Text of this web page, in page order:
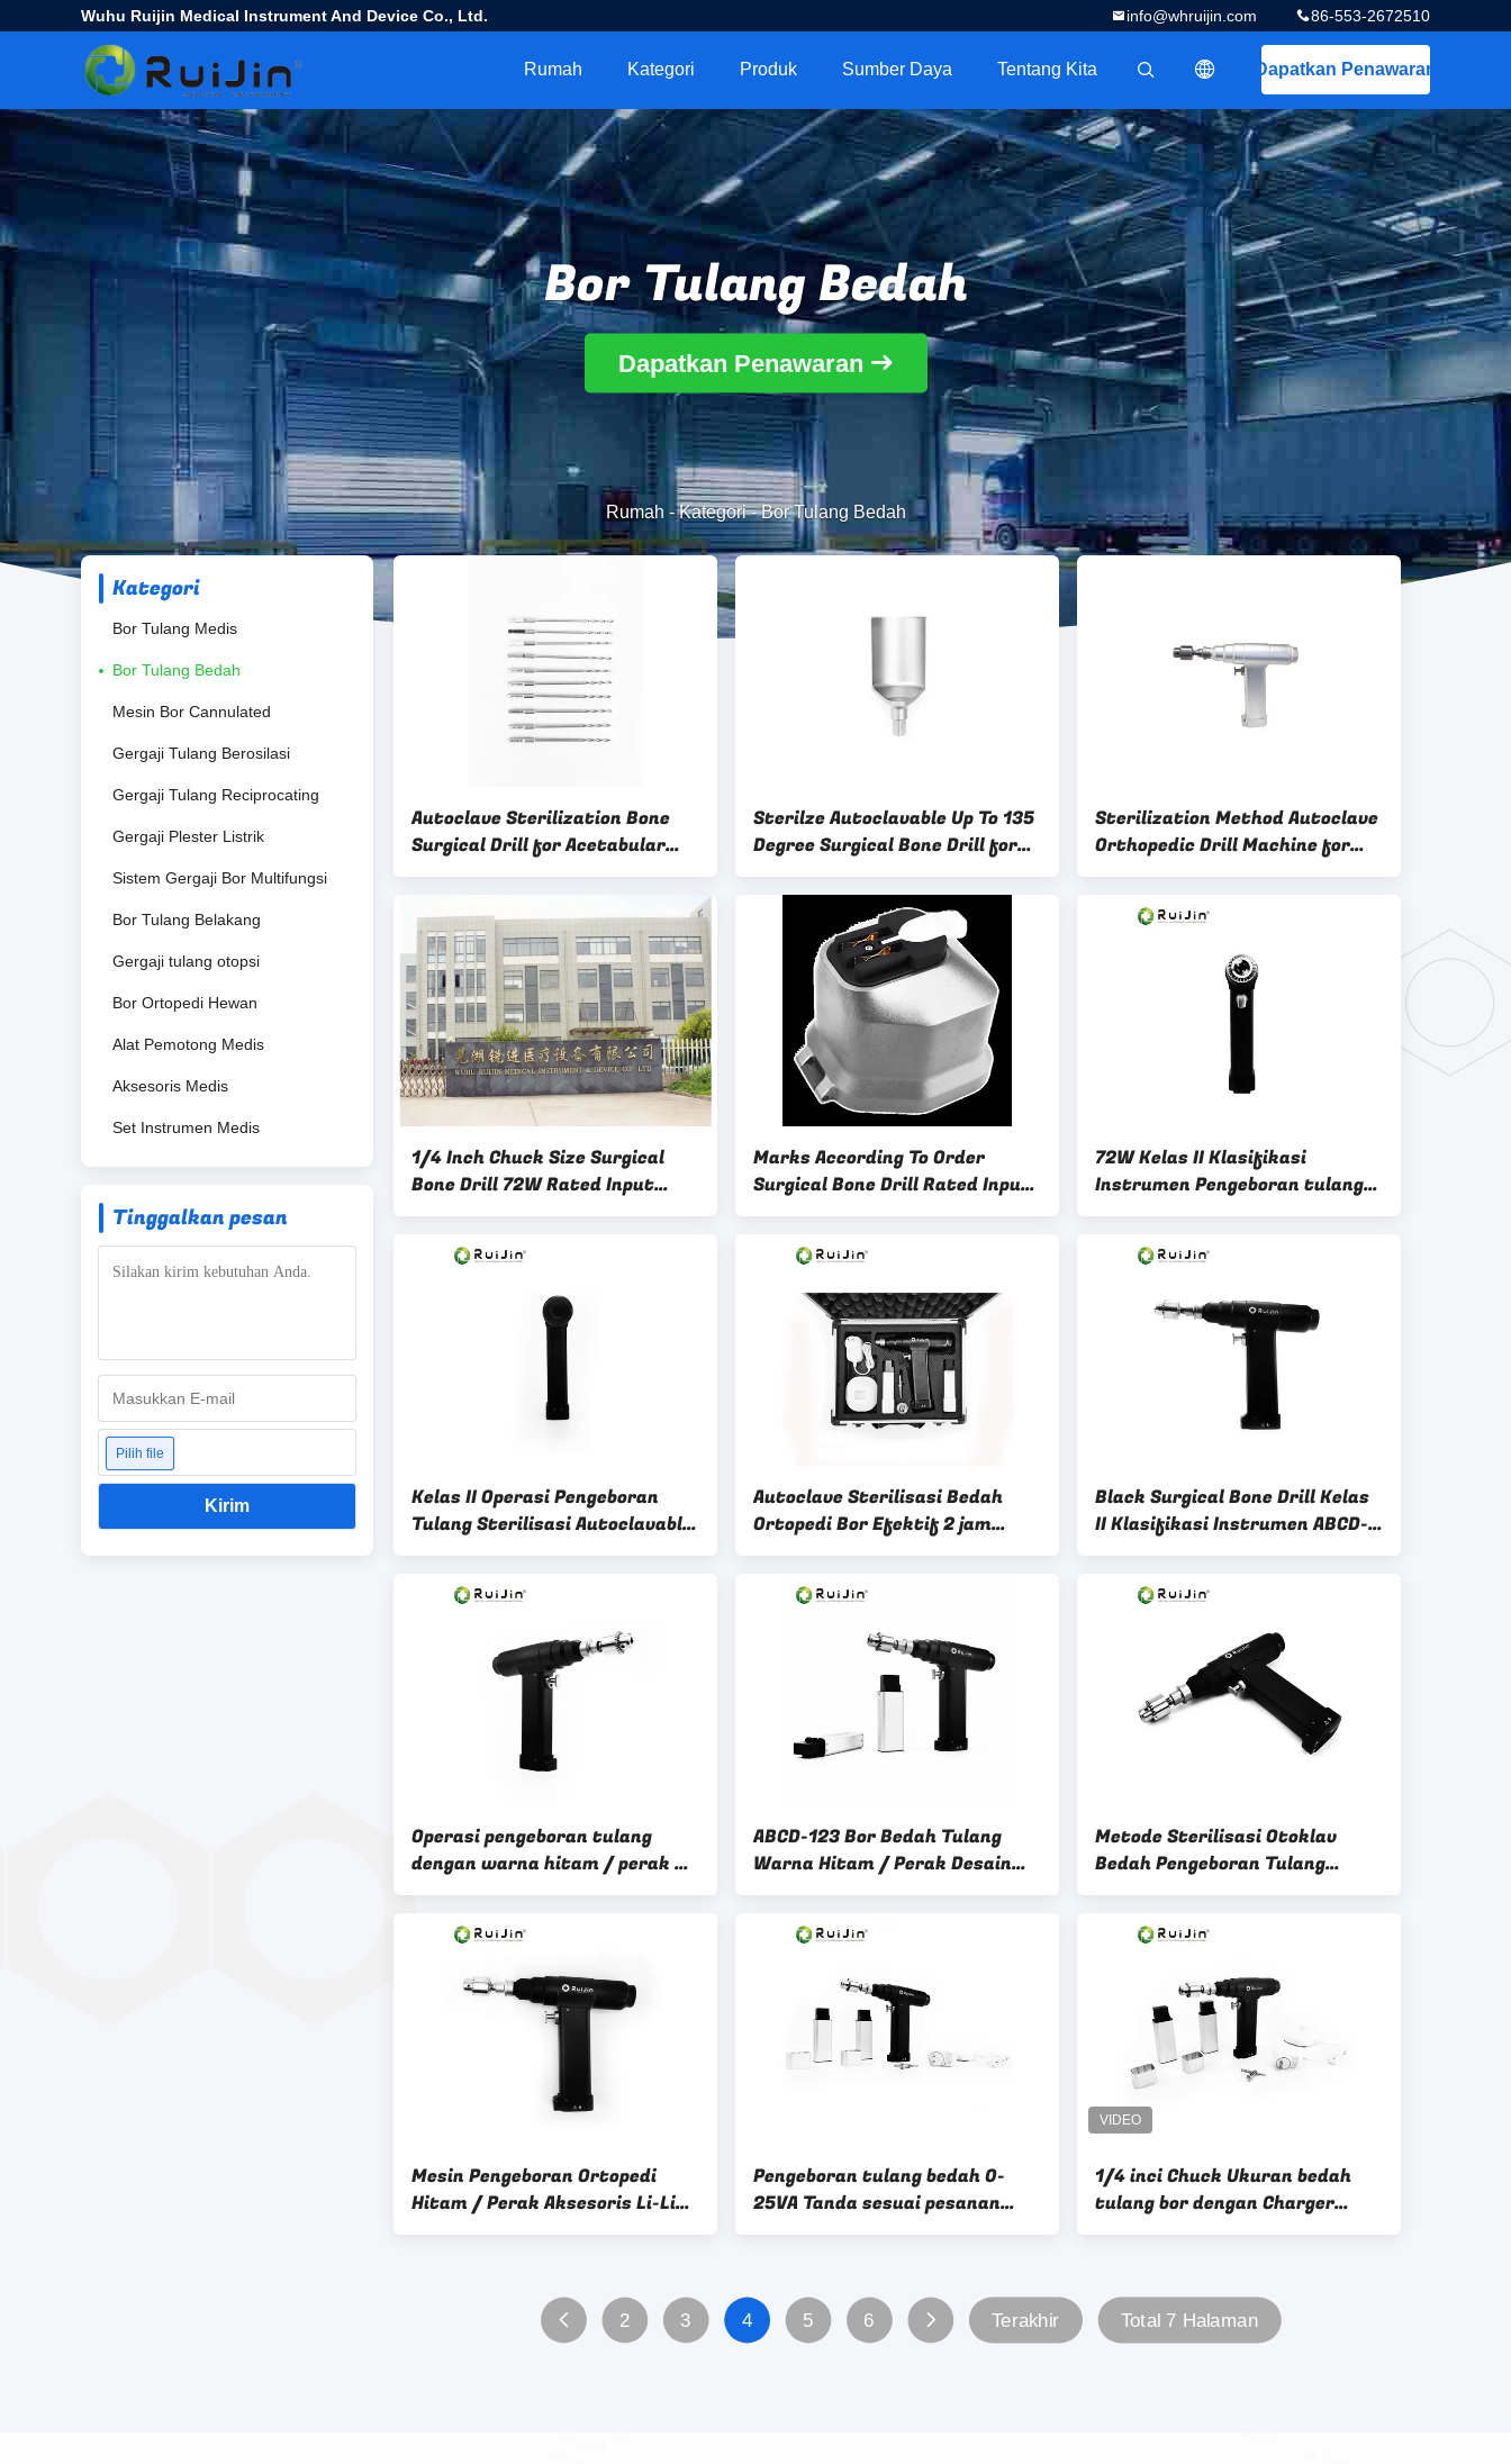
Wuhu Ruijin Medical Instrument And Device Co., Ltd. 86-553-2672510
info@whruijin.com
Dapatkan Penawaran
描述
Rumah Kategori Produk Sumber Daya Tentang Kita
Bor Tulang Bedah
Dapatkan Penawaran
Rumah -Kategori-Bor Tulang Bedah
Kategori
Bor Tulang Medis
Bor Tulang Bedah
Mesin Bor Cannulated
Gergaji Tulang Berosilasi
Gergaji Tulang Reciprocating
Gergaji Plester Listrik
Sistem Gergaji Bor Multifungsi
Bor Tulang Belakang
Gergaji tulang otopsi
Bor Ortopedi Hewan
Alat Pemotong Medis
Aksesoris Medis
Set Instrumen Medis
Tinggalkan pesan
Pilih file
Kirim
Autoclave Sterilization Bone
Surgical Drill for Acetabular
Bone Surgery Performance and
Sterilze Autoclavable Up To 135
Degree Surgical Bone Drill for
Acetabular Bone Surgery Get
the Job Done in 2 Hours
Sterilization Method Autoclave
Orthopedic Drill Machine for
Precise Surgeries
1/4 Inch Chuck Size Surgical
Bone Drill 72W Rated Input
Power 2 Hours Time
Marks According To Order
Surgical Bone Drill Rated Input
Power 72W
72W Kelas II Klasifikasi
Instrumen Pengeboran tulang
medis dengan metode
Kelas II Operasi Pengeboran
Tulang Sterilisasi Autoclavable
Sampai 135 derajat ABCD-123
Autoclave Sterilisasi Bedah
Ortopedi Bor Efektif 2 jam
Waktu
Black Surgical Bone Drill Kelas
II Klasifikasi Instrumen ABCD-
123 untuk Prosedur Osteotomi
Operasi pengeboran tulang
dengan warna hitam / perak 2
jam waktu Metode sterilisasi
ABCD-123 Bor Bedah Tulang
Warna Hitam / Perak Desain
Tahan Lama untuk Pengeboran
Metode Sterilisasi Otoklav
Bedah Pengeboran Tulang
untuk Bedah Tulang Acetabular
Mesin Pengeboran Ortopedi
Hitam / Perak Aksesoris Li-Lion
Untuk Bedah Presisi
Pengeboran tulang bedah 0-
25VA Tanda sesuai pesanan
Sterilisasi Autoclavable hingga
1/4 inci Chuck Ukuran bedah
tulang bor dengan Charger
Aksesoris tahan lama
2 3 4 5 6 Terakhir Total 7 Halaman